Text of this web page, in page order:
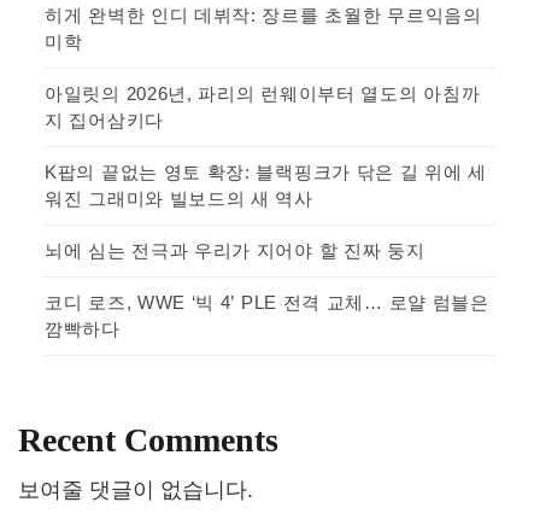
히게 완벽한 인디 데뷔작: 장르를 초월한 무르익음의
미학
아일릿의 2026년, 파리의 런웨이부터 열도의 아침까
지 집어삼키다
K팝의 끝없는 영토 확장: 블랙핑크가 닦은 길 위에 세
워진 그래미와 빌보드의 새 역사
뇌에 심는 전극과 우리가 지어야 할 진짜 둥지
코디 로즈, WWE ‘빅 4’ PLE 전격 교체… 로얄 럼블은
깜빡하다
Recent Comments
보여줄 댓글이 없습니다.